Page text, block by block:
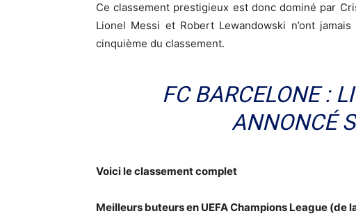
Ce classement prestigieux est donc dominé par
Lionel Messi et Robert Lewandowski n’ont
cinquième du classement.
FC BARCELONE :
ANNONCÉ
Voici le classement complet
Meilleurs buteurs en UEFA Champions League (de